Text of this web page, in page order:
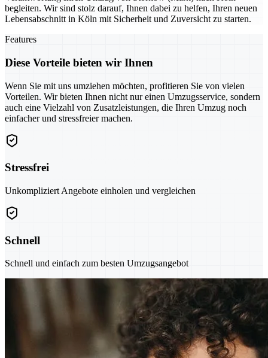
begleiten. Wir sind stolz darauf, Ihnen dabei zu helfen, Ihren neuen
Lebensabschnitt in Köln mit Sicherheit und Zuversicht zu starten.
Features
Diese Vorteile bieten wir Ihnen
Wenn Sie mit uns umziehen möchten, profitieren Sie von vielen
Vorteilen. Wir bieten Ihnen nicht nur einen Umzugsservice, sondern
auch eine Vielzahl von Zusatzleistungen, die Ihren Umzug noch
einfacher und stressfreier machen.
Stressfrei
Unkompliziert Angebote einholen und vergleichen
Schnell
Schnell und einfach zum besten Umzugsangebot